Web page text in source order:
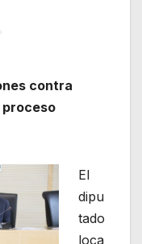
contra
El
dipu
tado
loca